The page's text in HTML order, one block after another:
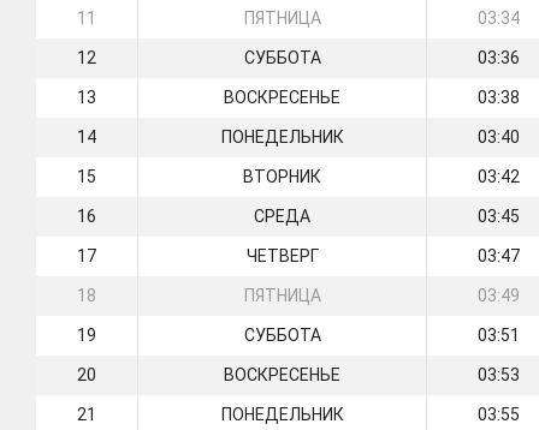
11 ПЯТНИЦА 03:34
12 СУББОТА 03:36
13 ВОСКРЕСЕНЬЕ 03:38
14 ПОНЕДЕЛЬНИК 03:40
15 ВТОРНИК 03:42
16 СРЕДА 03:45
17 ЧЕТВЕРГ 03:47
18 ПЯТНИЦА 03:49
19 СУББОТА 03:51
20 ВОСКРЕСЕНЬЕ 03:53
21 ПОНЕДЕЛЬНИК 03:55